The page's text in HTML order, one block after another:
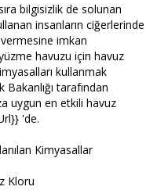
bilgisizlik de solunan
insanların ciğerlerinde
imkan
yüzme havuzu için havuz
kullanmak
Bakanlığı tarafından
uygun en etkili havuz
'de.
Kimyasallar
Kloru